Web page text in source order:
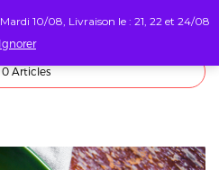
0 Articles
10/08, Livraison le : 21, 22 et 24/08
Ignorer